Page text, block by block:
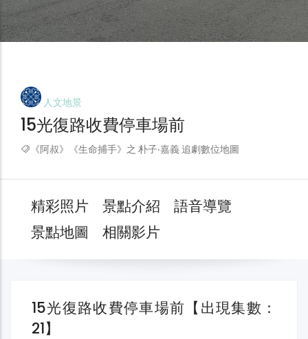
人文地景
15光復路收費停車場前
《阿叔》《生命捕手》之 朴子‧嘉義 追劇數位地圖
精彩照片 景點介紹
語音導覽
景點地圖
相關影片
15光復路收費停車場前【出現集數：
21】